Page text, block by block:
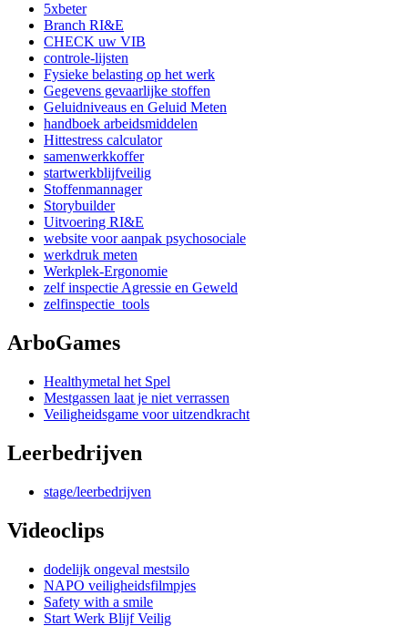
5xbeter
Branch RI&E
CHECK uw VIB
controle-lijsten
Fysieke belasting op het werk
Gegevens gevaarlijke stoffen
Geluidniveaus en Geluid Meten
handboek arbeidsmiddelen
Hittestress calculator
samenwerkkoffer
startwerkblijfveilig
Stoffenmannager
Storybuilder
Uitvoering RI&E
website voor aanpak psychosociale
werkdruk meten
Werkplek-Ergonomie
zelf inspectie Agressie en Geweld
zelfinspectie_tools
ArboGames
Healthymetal het Spel
Mestgassen laat je niet verrassen
Veiligheidsgame voor uitzendkracht
Leerbedrijven
stage/leerbedrijven
Videoclips
dodelijk ongeval mestsilo
NAPO veiligheidsfilmpjes
Safety with a smile
Start Werk Blijf Veilig